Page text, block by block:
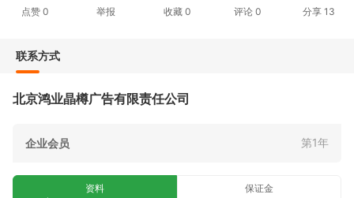
点赞0 举报 收藏 0 评论0 分享 13
联系方式
北京鸿业晶樽广告有限责任公司
企业会员 第1年
资料 保证金